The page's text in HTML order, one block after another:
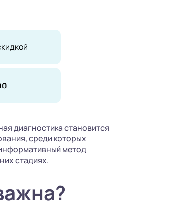
диагностика становится
среди которых
метод
стадиях.